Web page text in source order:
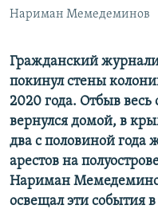
Нариман Мемедеминов
Гражданский
покинул стены
2020 года. Отбыв
вернулся домой, в
два с половиной года
арестов на
Нариман
освещал эти события